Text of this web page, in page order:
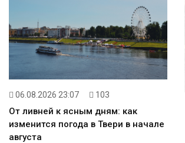
06.08.2026 23:07 103
От ливней к ясным дням: как
изменится погода в Твери в начале
августа